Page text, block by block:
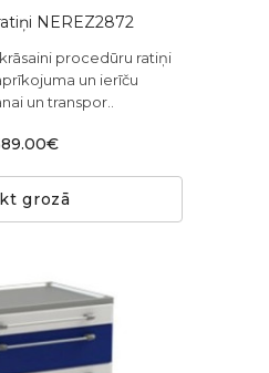
NEREZ2872
procedūru ratiņi
un ierīču
un transpor..
grozā